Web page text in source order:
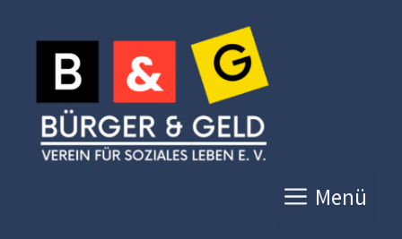
Inhalt
springen
Menü